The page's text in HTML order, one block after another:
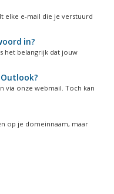
elke e-mail die je verstuurd
in?
het belangrijk dat jouw
via onze webmail. Toch kan
op je domeinnaam, maar